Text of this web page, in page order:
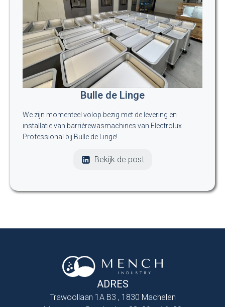
Bulle de Linge
We zijn momenteel volop bezig met de levering en
installatie van barrièrewasmachines van Electrolux
Professional bij Bulle de Linge!
Bekijk de post
ADRES
Trawoollaan 1A B3 , 1830 Machelen